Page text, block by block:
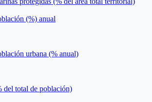
(%) anual
urbana (% anual)
del total de población)